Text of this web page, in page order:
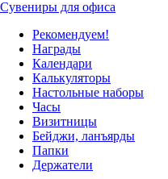
Сувениры для офиса
Рекомендуем!
Награды
Календари
Калькуляторы
Настольные наборы
Часы
Визитницы
Бейджи, ланъярды
Папки
Держатели